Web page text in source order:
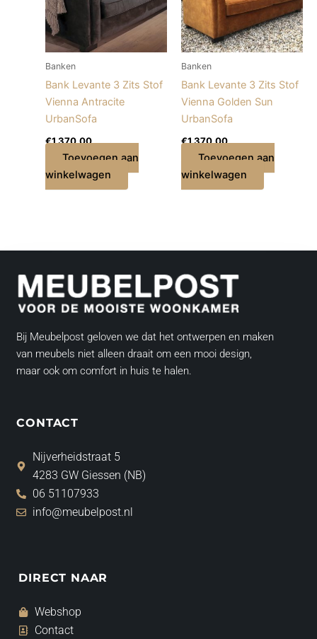
Banken
Bank Levante 3 Zits Stof
Vienna Antracite
UrbanSofa
€1.370,00
Toevoegen aan
winkelwagen
Banken
Bank Levante 3 Zits Stof
Vienna Golden Sun
UrbanSofa
€1.370,00
Toevoegen aan
winkelwagen
Bij Meubelpost geloven we dat het ontwerpen en maken
van meubels niet alleen draait om een mooi design,
maar ook om comfort in huis te halen.
CONTACT
Nijverheidstraat 5
4283 GW Giessen (NB)
06 51107933
info@meubelpost.nl
DIRECT NAAR
Webshop
Contact